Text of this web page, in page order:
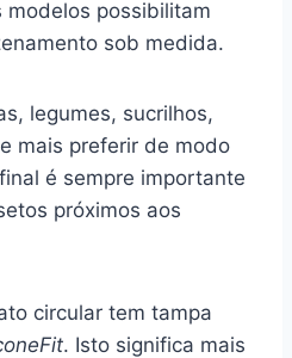
possibilitam
sob medida.
legumes, sucrilhos,
mais preferir de modo
é sempre importante
próximos aos
circular tem tampa
. Isto significa mais